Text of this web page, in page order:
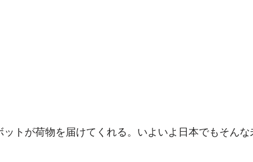
ットが荷物を届けてくれる。いよいよ日本でもそんな